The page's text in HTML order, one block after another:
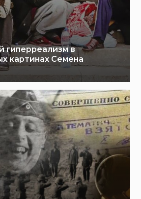
гиперреализм в
картинах Семена